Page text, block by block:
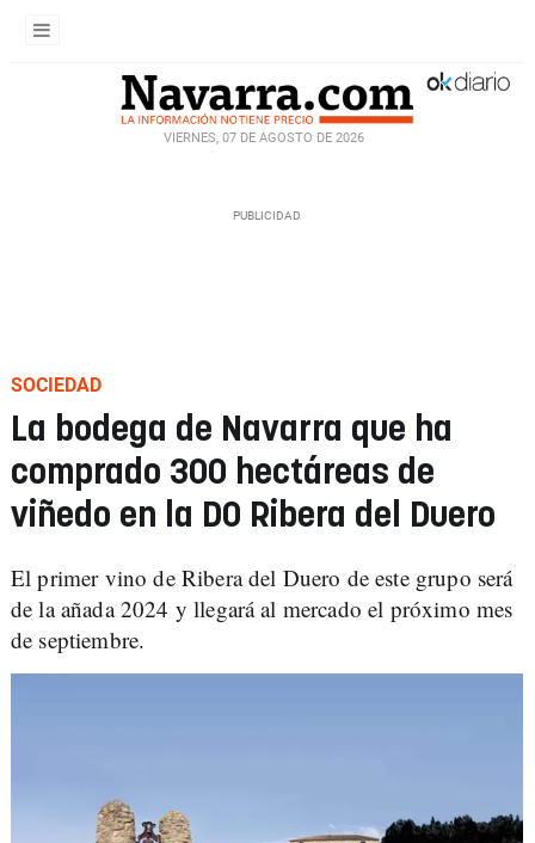
VIERNES, 07 DE AGOSTO DE 2026
SOCIEDAD
La bodega de Navarra que ha
comprado 300 hectáreas de
viñedo en la DO Ribera del Duero
El primer vino de Ribera del Duero de este grupo será
de la añada 2024 y llegará al mercado el próximo mes
de septiembre.